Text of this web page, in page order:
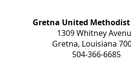
Gretna United
1309 Whitney
Gretna, Louisiana
504-366-6685